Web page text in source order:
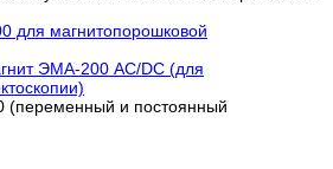
ЭМА-200 AC/DC (для
(переменный и постоянный